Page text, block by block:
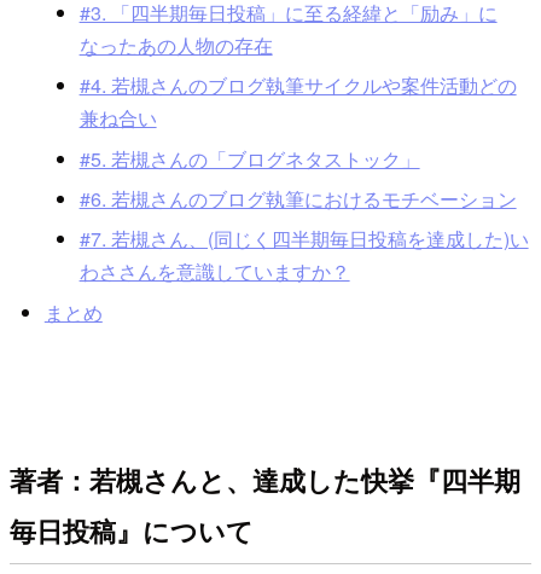
#3. 「四半期毎日投稿」に至る経緯と「励み」に
なったあの人物の存在
#4. 若槻さんのブログ執筆サイクルや案件活動どの
兼ね合い
#5. 若槻さんの「ブログネタストック」
#6. 若槻さんのブログ執筆におけるモチベーション
#7. 若槻さん、(同じく四半期毎日投稿を達成した)い
わささんを意識していますか？
まとめ
著者：若槻さんと、達成した快挙『四半期
毎日投稿』について